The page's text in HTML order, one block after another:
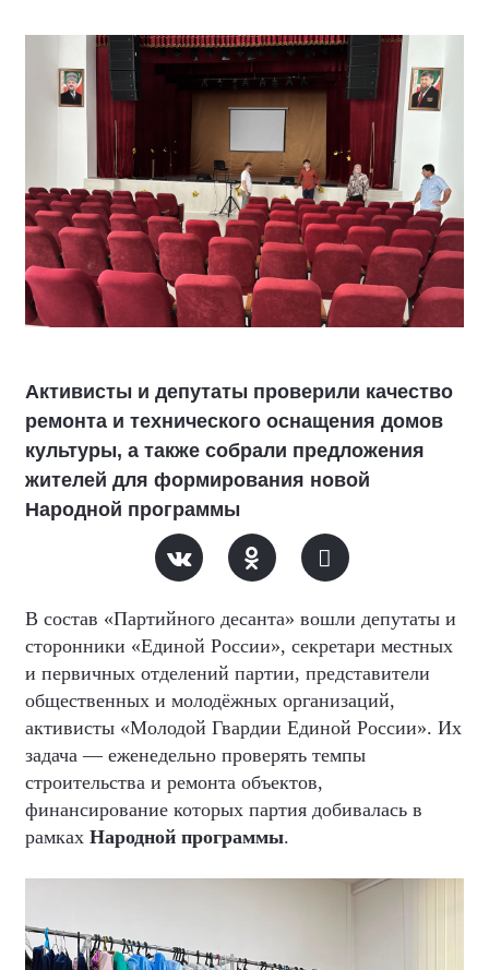
Активисты и депутаты проверили качество
ремонта и технического оснащения домов
культуры, а также собрали предложения
жителей для формирования новой
Народной программы
В состав «Партийного десанта» вошли депутаты и
сторонники «Единой России», секретари местных
и первичных отделений партии, представители
общественных и молодёжных организаций,
активисты «Молодой Гвардии Единой России». Их
задача — еженедельно проверять темпы
строительства и ремонта объектов,
финансирование которых партия добивалась в
рамках Народной программы.